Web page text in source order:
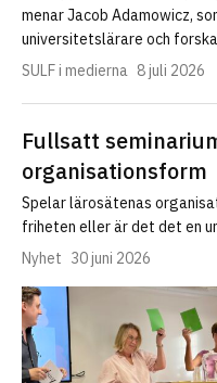
menar Jacob Adamowicz,
universitetslärare och
SULF i medierna 8 juli 2026
Fullsatt
organisationsform
Spelar lärosätenas
friheten eller är det det en
Nyhet 30 juni 2026